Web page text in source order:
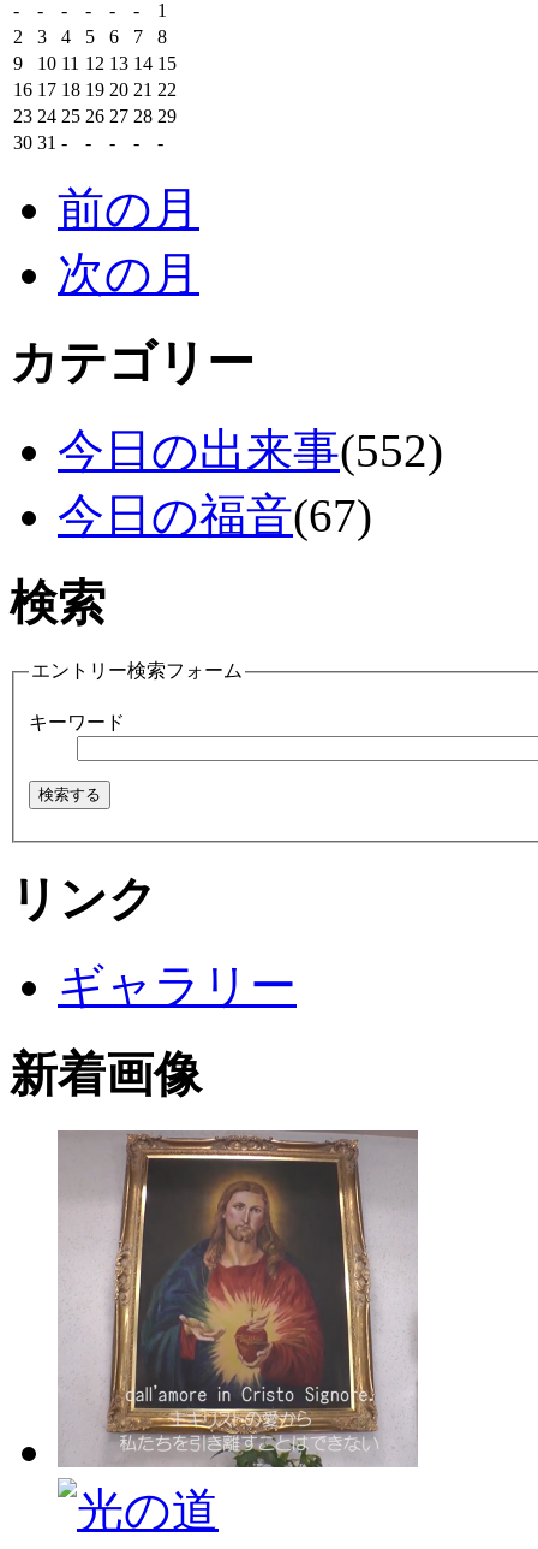
- - - - - -
1
2
3 4 5 6 7
8
9
10 11 12 13 14 15
16 17 18 19 20 21 22
23 24 25 26 27 28 29
30 31 - - - - -
前の月
次の月
カテゴリー
今日の出来事(552)
今日の福音(67)
検索
エントリー検索フォーム
キーワード
リンク
ギャラリー
新着画像